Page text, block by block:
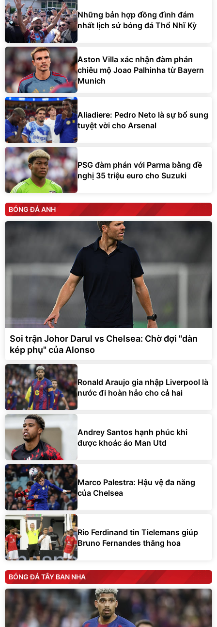
Những bản hợp đồng đình đám
nhất lịch sử bóng đá Thổ Nhĩ Kỳ
Aston Villa xác nhận đàm phán
chiêu mộ Joao Palhinha từ Bayern
Munich
Aliadiere: Pedro Neto là sự bổ sung
tuyệt vời cho Arsenal
PSG đàm phán với Parma bằng đề
nghị 35 triệu euro cho Suzuki
BÓNG ĐÁ ANH
Soi trận Johor Darul vs Chelsea: Chờ đợi "dàn
kép phụ" của Alonso
Ronald Araujo gia nhập Liverpool là
nước đi hoàn hảo cho cả hai
Andrey Santos hạnh phúc khi
được khoác áo Man Utd
Marco Palestra: Hậu vệ đa năng
của Chelsea
Rio Ferdinand tin Tielemans giúp
Bruno Fernandes thăng hoa
BÓNG ĐÁ TÂY BAN NHA